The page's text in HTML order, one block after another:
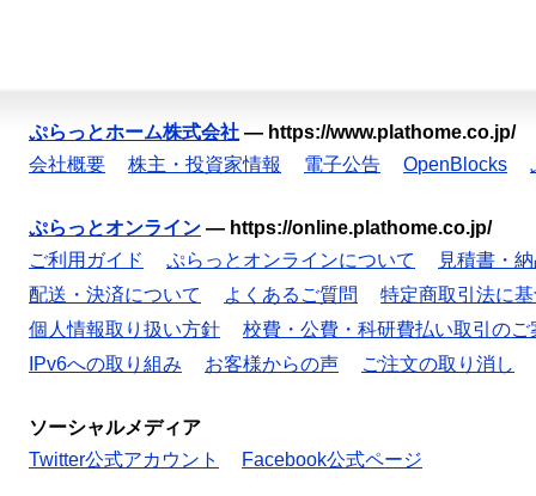
ぷらっとホーム株式会社 — https://www.plathome.co.jp/
会社概要
株主・投資家情報 電子公告 OpenBlocks
ぷらっとオンライン — https://online.plathome.co.jp/
ご利用ガイド
ぷらっとオンラインについて
見積書・
配送・決済について
よくあるご質問
特定商取引法に
個人情報取り扱い方針
校費・公費・科研費払い取引のご
IPv6への取り組み
お客様からの声 ご注文の取り消し
ソーシャルメディア
Twitter公式アカウント
Facebook公式ページ